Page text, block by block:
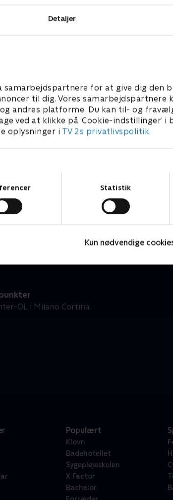
Detaljer
samarbejdspartnere for at give dig den
til dig. Vores samarbejdspartnere
andres platforme. Du kan til- og
ved at klikke på ’Cookie-indstillinger’ i
oplysninger i TV 2s privatlivspolitik.
Statistik
Kun nødvendige
OL i
freestyle i slopestyle ved
OL i Milano Cortina.
Populært
Klovn
Badehotellet
Sygeplejeskolen
X Factor
Bachelor